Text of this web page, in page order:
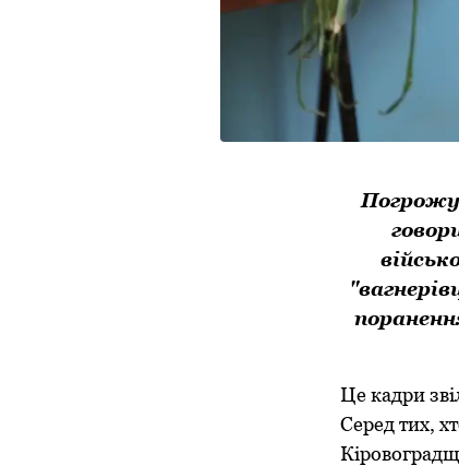
Це кадри
Серед тих,